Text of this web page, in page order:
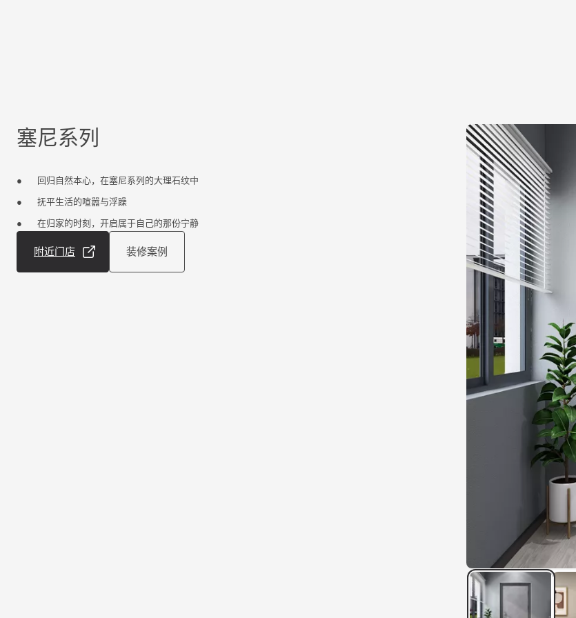
塞尼系列
回归自然本心，在塞尼系列的大理石纹中
抚平生活的喧嚣与浮躁
在归家的时刻，开启属于自己的那份宁静
附近门店 装修案例